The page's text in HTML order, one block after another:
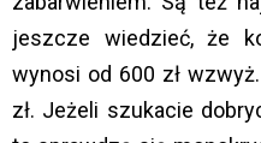
jeszcze wiedzieć, że
wynosi od 600 zł
zł. Jeżeli szukacie